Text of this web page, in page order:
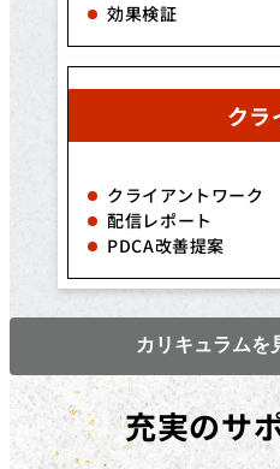
効果検証
クラ
クライアントワーク
配信レポート
PDCA改善提案
カリキュラムを
充実のサ